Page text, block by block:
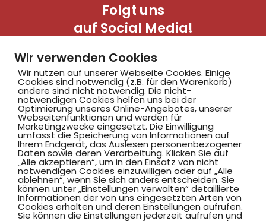
Folgt uns
auf Social Media!
Hammer SportClub 2008
Am Südbad 9,
59069 Hamm
Wir verwenden Cookies
Wir nutzen auf unserer Webseite Cookies. Einige
Cookies sind notwendig (z.B. für den Warenkorb)
andere sind nicht notwendig. Die nicht-
notwendigen Cookies helfen uns bei der
Optimierung unseres Online-Angebotes, unserer
Webseitenfunktionen und werden für
Marketingzwecke eingesetzt. Die Einwilligung
umfasst die Speicherung von Informationen auf
Ihrem Endgerät, das Auslesen personenbezogener
Daten sowie deren Verarbeitung. Klicken Sie auf
„Alle akzeptieren“, um in den Einsatz von nicht
notwendigen Cookies einzuwilligen oder auf „Alle
ablehnen“, wenn Sie sich anders entscheiden. Sie
können unter „Einstellungen verwalten“ detaillierte
Informationen der von uns eingesetzten Arten von
Cookies erhalten und deren Einstellungen aufrufen.
Sie können die Einstellungen jederzeit aufrufen und